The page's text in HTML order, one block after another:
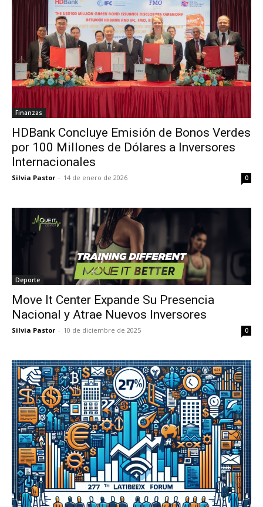
Finanzas
HDBank Concluye Emisión de Bonos Verdes
por 100 Millones de Dólares a Inversores
Internacionales
Silvia Pastor - 14 de enero de 2026 0
Deporte
Move It Center Expande Su Presencia
Nacional y Atrae Nuevos Inversores
Silvia Pastor - 10 de diciembre de 2025 0